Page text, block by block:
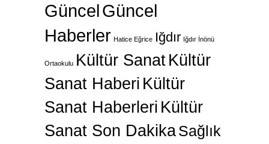
GüncelGüncel
Haberler Hatice Eğrice Iğdır Iğdır İnönü
Ortaokulu Kültür SanatKültür
Sanat Haberi Kültür
Sanat Haberleri Kültür
Sanat Son DakikaSağlık